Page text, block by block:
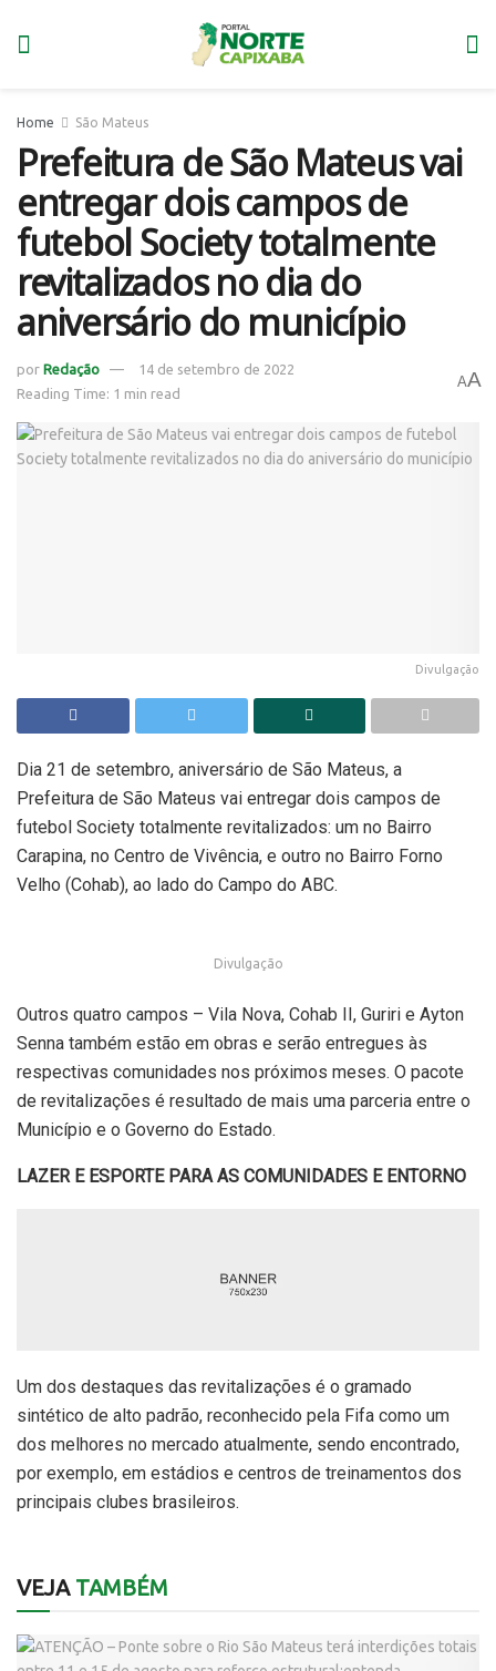
Home São Mateus
Prefeitura de São Mateus vai
entregar dois campos de
futebol Society totalmente
revitalizados no dia do
aniversário do município
por Redação
14 de setembro de 2022
Reading Time: 1 min read
AA
Divulgação
Dia 21 de setembro, aniversário de São Mateus, a
Prefeitura de São Mateus vai entregar dois campos de
futebol Society totalmente revitalizados: um no Bairro
Carapina, no Centro de Vivência, e outro no Bairro Forno
Velho (Cohab), ao lado do Campo do ABC.
Divulgação
Outros quatro campos – Vila Nova, Cohab II, Guriri e Ayton
Senna também estão em obras e serão entregues às
respectivas comunidades nos próximos meses. O pacote
de revitalizações é resultado de mais uma parceria entre o
Município e o Governo do Estado.
LAZER E ESPORTE PARA AS COMUNIDADES E ENTORNO
Um dos destaques das revitalizações é o gramado
sintético de alto padrão, reconhecido pela Fifa como um
dos melhores no mercado atualmente, sendo encontrado,
por exemplo, em estádios e centros de treinamentos dos
principais clubes brasileiros.
VEJATAMBÉM